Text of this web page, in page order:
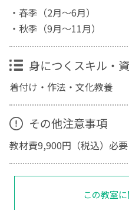
・春季（2月～6月）
・秋季（9月～11月）
身につくスキル・
着付け・作法・文化教養
その他注意事項
教材費9,900円（税込）必要
この教室